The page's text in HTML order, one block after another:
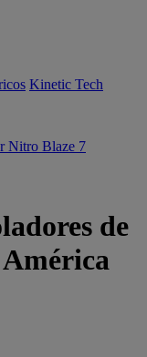
Kinetic Tech
Nitro Blaze 7
de